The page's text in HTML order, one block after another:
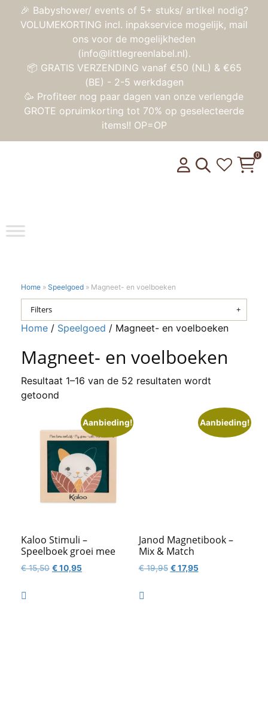
🎉 Babyshower/ events of 5+ stuks/ artikel nodig?
VOLUMEKORTING incl. inpakservice mogelijk, mail
ons voor de mogelijkheden
(info@littlegreenlabel.nl).
📦 GRATIS VERZENDING vanaf €50 (NL) & €65
(BE) - 2-5 werkdagen
🥳 Profiteer nog paar dagen van onze verlengde
GROTE opruimkorting tot 70% op geselecteerde
items!! OP=OP
Toggle
0
Home » Speelgoed » Magneet- en voelboeken
Home / Speelgoed / Magneet- en voelboeken
Magneet- en voelboeken
Resultaat 1–16 van de 52 resultaten wordt
getoond
Aanbieding!
Kaloo Stimuli –
Speelboek groei mee
€15,50 Oorspronkelijke
€10,95Huidige

Aanbieding!
Janod Magnetibook –
Mix & Match
€19,95 Oorspronkelijke
€17,95Huidige

Filters